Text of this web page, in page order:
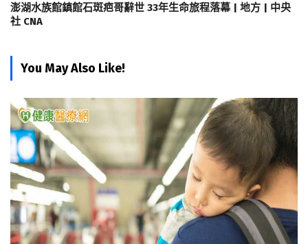
澎湖水族館鎮館石斑疤哥辭世 33年生命旅程落幕 | 地方 | 中央
社 CNA
You May Also Like!